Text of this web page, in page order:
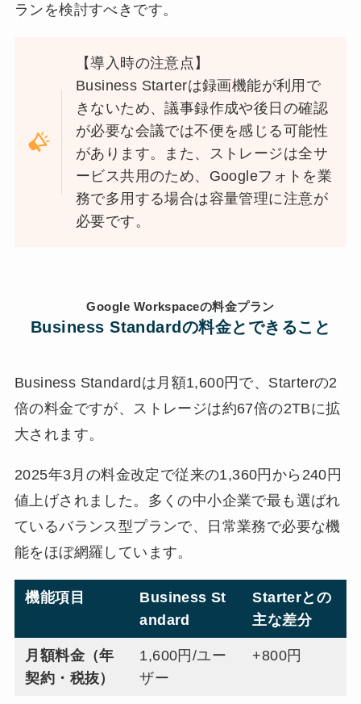
ランを検討すべきです。
【導入時の注意点】
Business Starterは録画機能が利用で
きないため、議事録作成や後日の確認
が必要な会議では不便を感じる可能性
があります。また、ストレージは全サ
ービス共用のため、Googleフォトを業
務で多用する場合は容量管理に注意が
必要です。
Google Workspaceの料金プラン
Business Standardの料金とできること
Business Standardは月額1,600円で、Starterの2
倍の料金ですが、ストレージは約67倍の2TBに拡
大されます。
2025年3月の料金改定で従来の1,360円から240円
値上げされました。多くの中小企業で最も選ばれ
ているバランス型プランで、日常業務で必要な機
能をほぼ網羅しています。
機能項目
Business St
andard
Starterとの
主な差分
月額料金（年
契約・税抜）
1,600円/ユー
ザー
+800円